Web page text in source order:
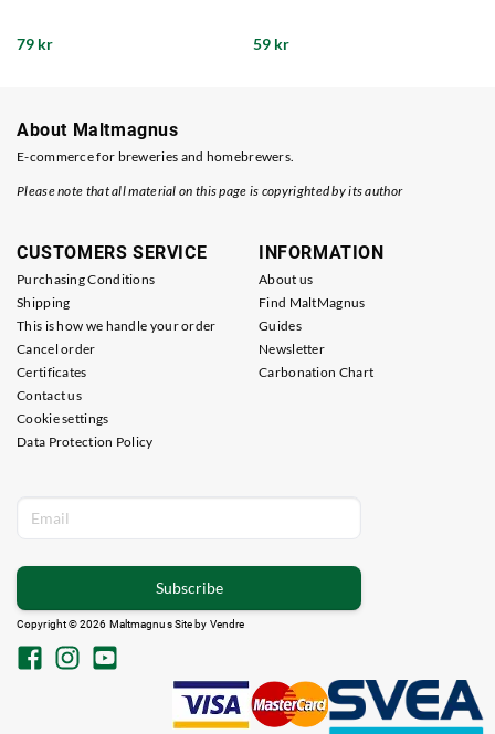
79 kr 59 kr
About Maltmagnus
E-commerce for breweries and homebrewers.
Please note that all material on this page is copyrighted by its author
CUSTOMERS SERVICE
Purchasing Conditions
Shipping
This is how we handle your order
Cancel order
Certificates
Contact us
Cookie settings
Data Protection Policy
INFORMATION
About us
Find MaltMagnus
Guides
Newsletter
Carbonation Chart
Subscribe
Copyright © 2026 Maltmagnus Site by Vendre